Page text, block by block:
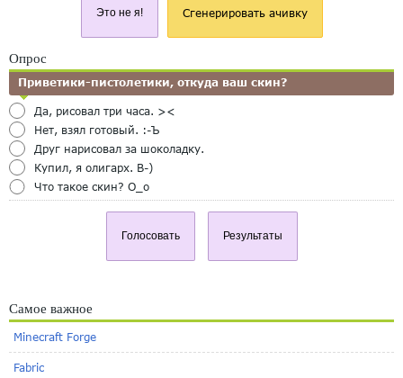
Это не я! Сгенерировать ачивку
Опрос
Приветики-пистолетики, откуда ваш скин?
Да, рисовал три часа. ><
Нет, взял готовый. :-Ъ
Друг нарисовал за шоколадку.
Купил, я олигарх. B-)
Что такое скин? O_o
Голосовать Результаты
Самое важное
Minecraft Forge
Fabric